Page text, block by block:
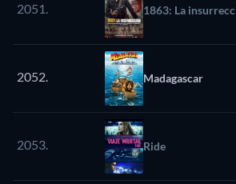
2051. 1863: La
2052. Madagascar
2053. Ride